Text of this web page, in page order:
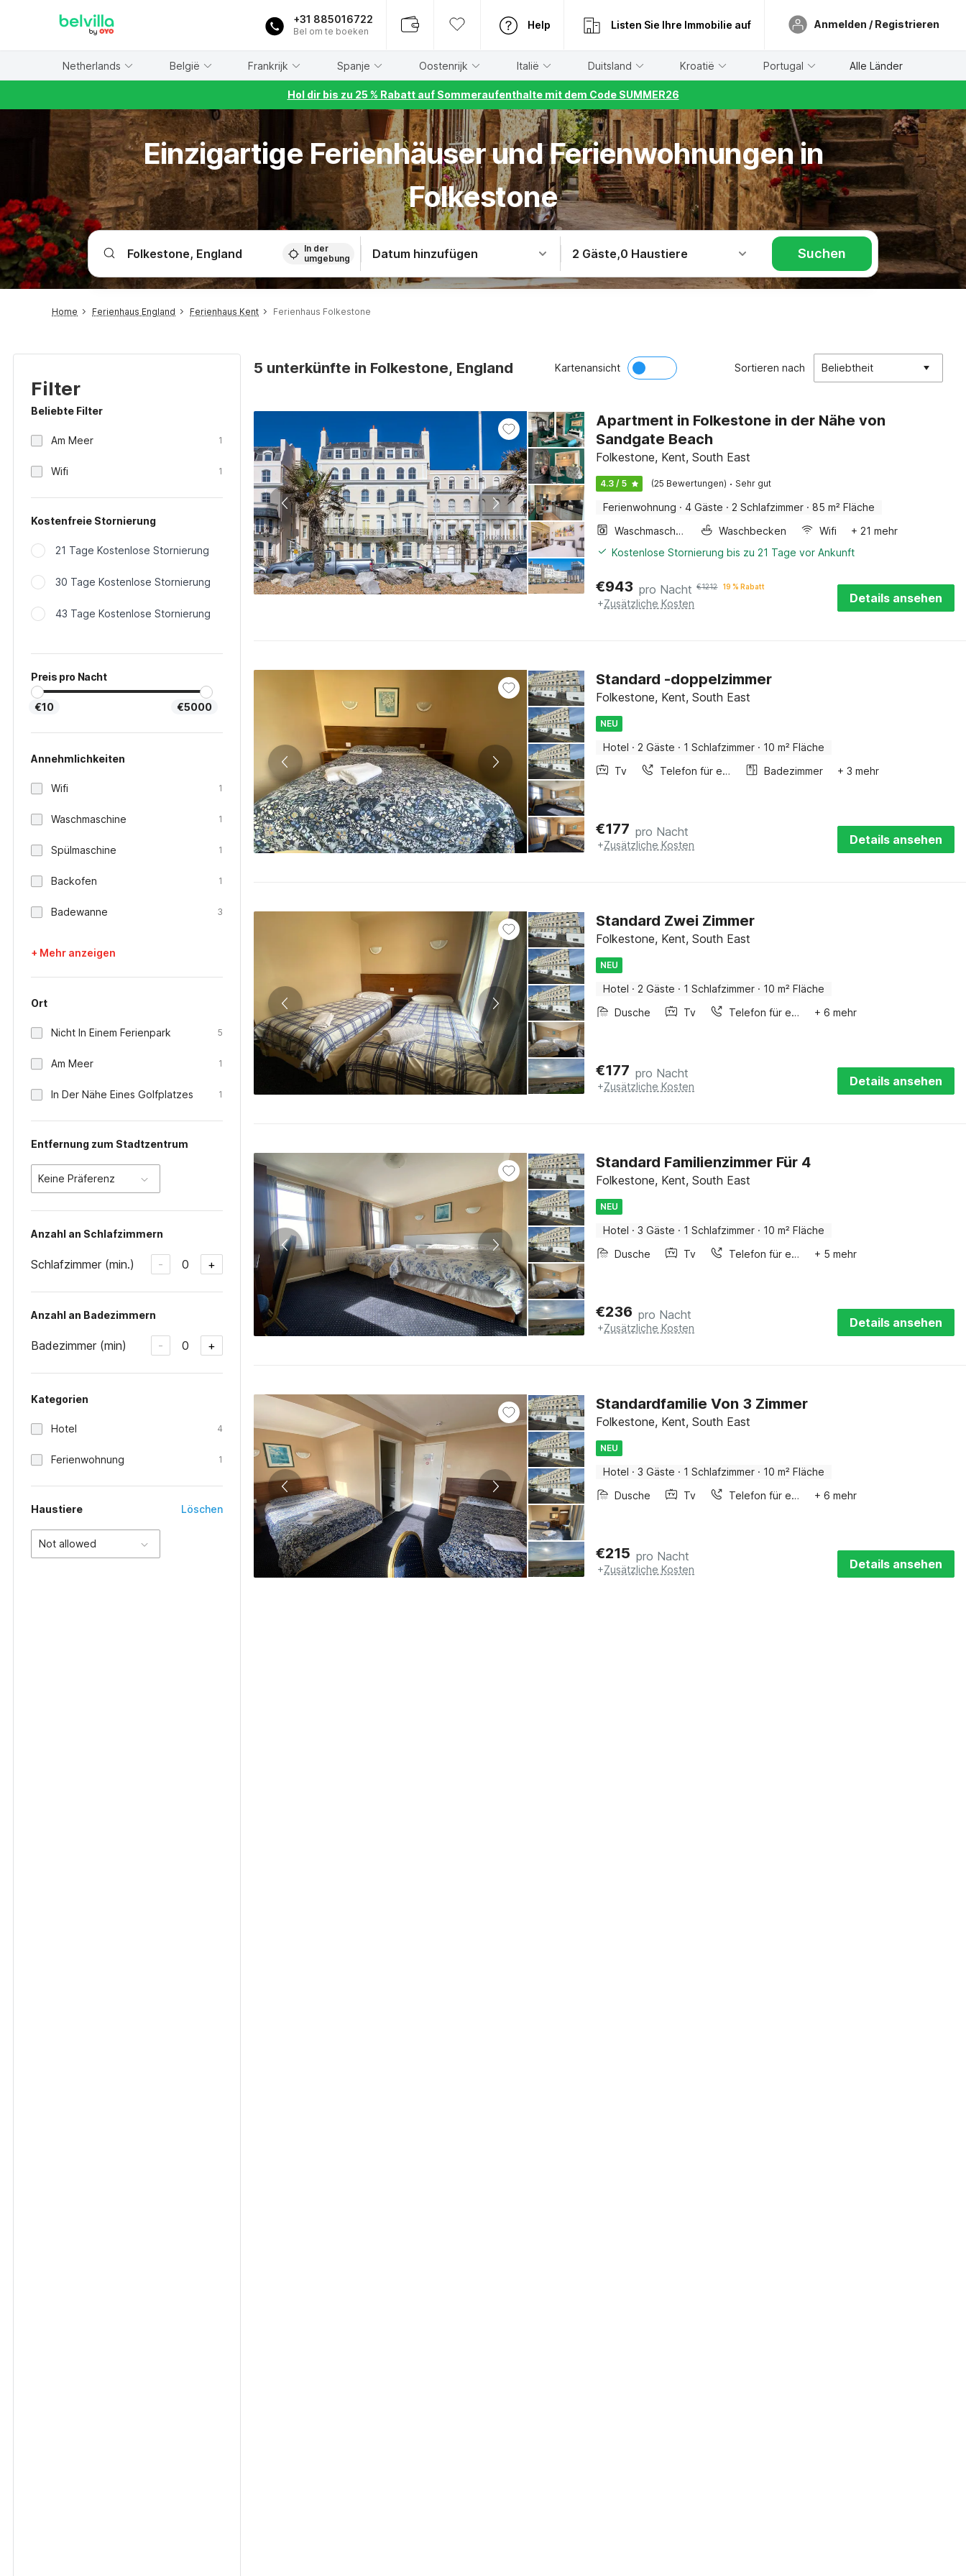
+31 885016722
Bel om te boeken
Help Listen Sie Ihre Immobilie auf Anmelden / Registrieren
Netherlands België Frankrijk Spanje Oostenrijk Italië Duitsland Kroatië Portugal Alle Länder
Hol dir bis zu 25 % Rabatt auf Sommeraufenthalte mit dem Code SUMMER26
Einzigartige Ferienhäuser und Ferienwohnungen in
Folkestone
In der
umgebung
Datum hinzufügen 2 Gäste,0 Haustiere Suchen
Home Ferienhaus England Ferienhaus Kent Ferienhaus Folkestone
Filter
Beliebte Filter
Am Meer 1
Wifi 1
Kostenfreie Stornierung
21 Tage Kostenlose Stornierung
30 Tage Kostenlose Stornierung
43 Tage Kostenlose Stornierung
Preis pro Nacht
€10 €5000
Annehmlichkeiten
Wifi 1
Waschmaschine 1
Spülmaschine 1
Backofen 1
Badewanne 3
+ Mehr anzeigen
Ort
Nicht In Einem Ferienpark 5
Am Meer 1
In Der Nähe Eines Golfplatzes 1
Entfernung zum Stadtzentrum
Keine Präferenz
Anzahl an Schlafzimmern
Schlafzimmer (min.) - 0 +
Anzahl an Badezimmern
Badezimmer (min) - 0 +
Kategorien
Hotel 4
Ferienwohnung 1
Haustiere Löschen
Not allowed
5 unterkünfte in Folkestone, England Kartenansicht Sortieren nach Beliebtheit
Apartment in Folkestone in der Nähe von
Sandgate Beach
Folkestone, Kent, South East
4.3 / 5 (25 Bewertungen) · Sehr gut
Ferienwohnung · 4 Gäste · 2 Schlafzimmer · 85 m² Fläche
Waschmaschine
Waschbecken Wifi
+ 21 mehr
Kostenlose Stornierung bis zu 21 Tage vor Ankunft
€943 pro Nacht €1212 19 % Rabatt
+Zusätzliche Kosten Details ansehen
Standard -doppelzimmer
Folkestone, Kent, South East
NEU
Hotel · 2 Gäste · 1 Schlafzimmer · 10 m² Fläche
Tv
Telefon für eingeh. Gespräche Badezimmer + 3 mehr
€177 pro Nacht
+Zusätzliche Kosten Details ansehen
Standard Zwei Zimmer
Folkestone, Kent, South East
NEU
Hotel · 2 Gäste · 1 Schlafzimmer · 10 m² Fläche
Dusche
Tv Telefon für eingeh. Gespräche + 6 mehr
€177 pro Nacht
+Zusätzliche Kosten Details ansehen
Standard Familienzimmer Für 4
Folkestone, Kent, South East
NEU
Hotel · 3 Gäste · 1 Schlafzimmer · 10 m² Fläche
Dusche
Tv Telefon für eingeh. Gespräche + 5 mehr
€236 pro Nacht
+Zusätzliche Kosten Details ansehen
Standardfamilie Von 3 Zimmer
Folkestone, Kent, South East
NEU
Hotel · 3 Gäste · 1 Schlafzimmer · 10 m² Fläche
Dusche
Tv Telefon für eingeh. Gespräche + 6 mehr
€215 pro Nacht
+Zusätzliche Kosten Details ansehen